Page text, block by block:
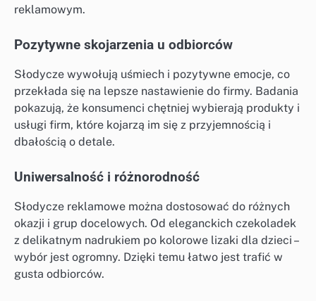
reklamowym.
Pozytywne skojarzenia u odbiorców
Słodycze wywołują uśmiech i pozytywne emocje, co
przekłada się na lepsze nastawienie do firmy. Badania
pokazują, że konsumenci chętniej wybierają produkty i
usługi firm, które kojarzą im się z przyjemnością i
dbałością o detale.
Uniwersalność i różnorodność
Słodycze reklamowe można dostosować do różnych
okazji i grup docelowych. Od eleganckich czekoladek
z delikatnym nadrukiem po kolorowe lizaki dla dzieci –
wybór jest ogromny. Dzięki temu łatwo jest trafić w
gusta odbiorców.